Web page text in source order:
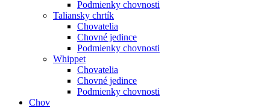
Podmienky chovnosti
Taliansky chrtík
Chovatelia
Chovné jedince
Podmienky chovnosti
Whippet
Chovatelia
Chovné jedince
Podmienky chovnosti
Chov